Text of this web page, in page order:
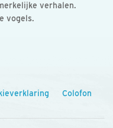
verhalen.
vogels.
Colofon